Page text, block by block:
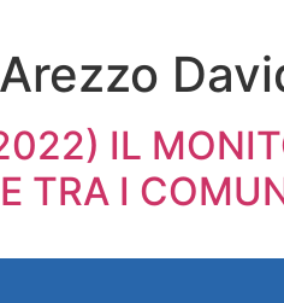
Arezzo
IL
TRA I